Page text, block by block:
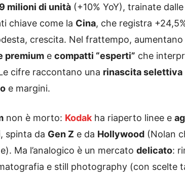
milioni di unità (+10% YoY), trainate dalle
chiave come la Cina, che registra
crescita. Nel frattempo,
premium e compatti “esperti” che
cifre raccontano una rinascita selettiva
e margini.
non è morto: Kodak ha riaperto linee e
spinta da Gen Z e da Hollywood (Nolan
Ma l’analogico è un mercato delicato:
e still photography (con scelte